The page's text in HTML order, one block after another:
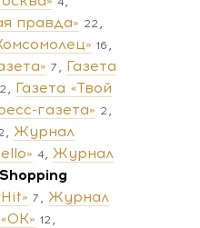
правда» 22
16
7
Газета
2
Газета «Твой
газета» 2
Журнал
4
Журнал
7
Журнал
12